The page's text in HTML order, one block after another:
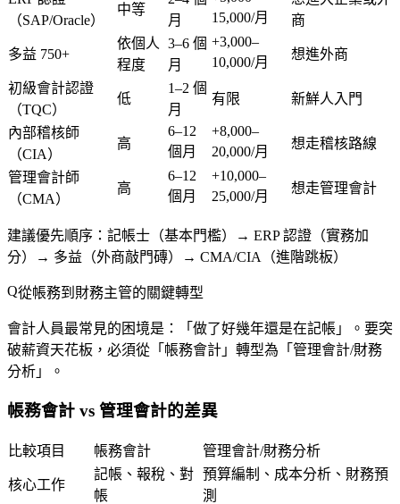
（SAP/Oracle）
中等
月
15,000/月
商
多益 750+
依個人
程度
3–6 個
月
+3,000–
10,000/月
想進外商
初級會計認證
（TQC）
低
1–2 個
月
有限 新鮮人入門
內部稽核師
（CIA）
高
6–12
個月
+8,000–
20,000/月
想走稽核路線
管理會計師
（CMA）
高
6–12
個月
+10,000–
25,000/月
想走管理會計
建議優先順序 ：記帳士（基本門檻）→ ERP 認證（實務加
分）→ 多益（外商敲門磚）→ CMA/CIA（進階跳板）
從帳務到財務主管的關鍵轉型
會計人員最常見的困境是：「做了好幾年還是在記帳」。要突
破薪資天花板，必須從「帳務會計」轉型為「管理會計/財務
分析」。
帳務會計 vs 管理會計的差異
比較項目 帳務會計 管理會計/財務分析
核心工作
記帳、報稅、對
帳
預算編制、成本分析、財務預
測